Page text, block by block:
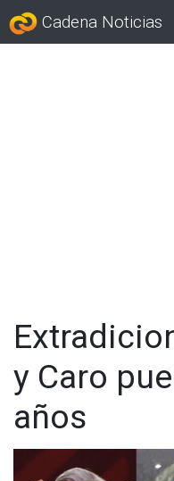
Cadena Noticias
y Caro
años